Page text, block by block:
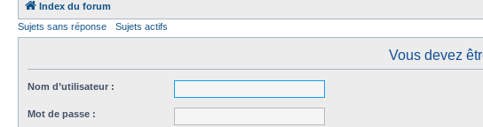
Index du forum
Sujets sans réponse
Sujets actifs
Vous devez
Nom d’utilisateur :
Mot de passe :